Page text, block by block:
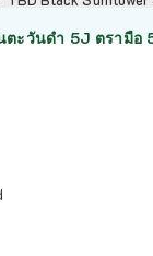
ะวันดำ 5J ตรามือ